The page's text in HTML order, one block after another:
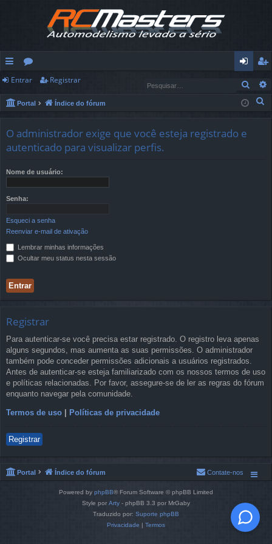
in
ks
pi
os
ór
u
nt
ra
eg
ist
Entrar Registrar
Portal Índice do fórum
O administrador exige que você esteja registrado e
autenticado para visualizar perfis.
Nome de usuário:
Senha:
Esqueci a senha
Reenviar e-mail de ativação
Lembrar minhas informações
Ocultar meu status nesta sessão
Registrar
Para autenticar-se você precisa estar registrado. O registro leva apenas
alguns segundos, mas aumenta as suas permissões. O administrador
também pode conceder permissões adicionais a usuários registrados.
Antes de autenticar-se esteja familiarizado com os nossos termos de uso
e políticas relacionadas. Por favor, assegure-se de ler as regras do fórum
enquanto navegar pela comunidade.
Termos de uso | Políticas de privacidade
Registrar
Portal Índice do fórum Contate-nos
Powered by phpBB® Forum Software © phpBB Limited
Style por Arty - phpBB 3.3 por MrGaby
Traduzido por: Suporte phpBB
Privacidade | Termos